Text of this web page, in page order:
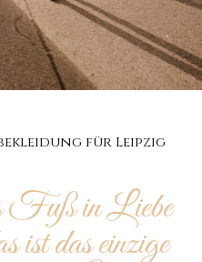
für Leipzig
in Liebe
ist das einzige